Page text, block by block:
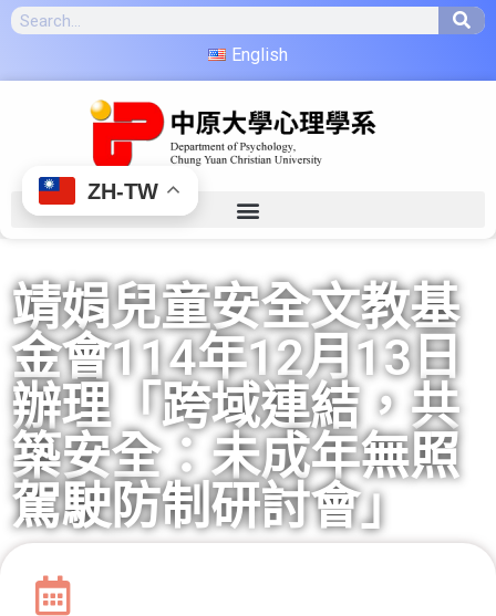
English
靖娟兒童安全文教基
金會114年12月13日
辦理「跨域連結，共
築安全：未成年無照
駕駛防制研討會」
ZH-TW